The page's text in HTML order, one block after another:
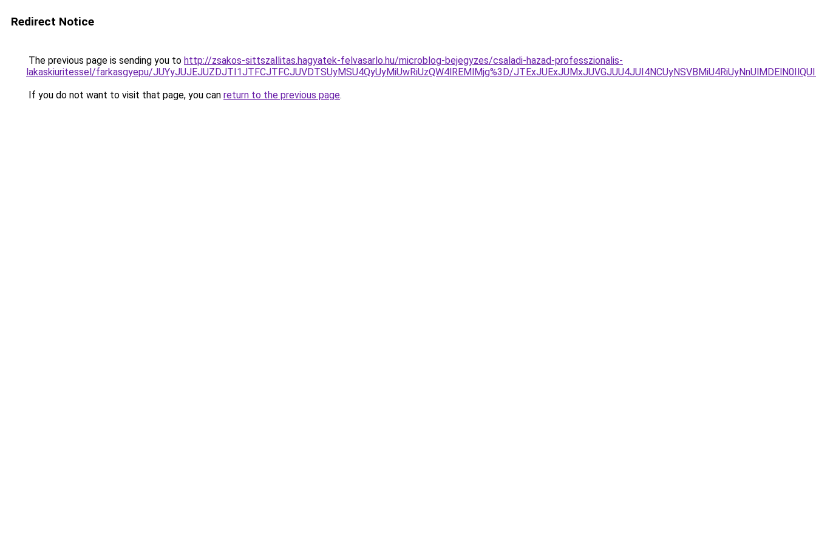
Redirect Notice
The previous page is sending you to http://zsakos-sittszallitas.hagyatek-felvasarlo.hu/microblog-bejegyzes/csaladi-hazad-professzionalis-
lakaskiuritessel/farkasgyepu/JUYyJUJEJUZDJTI1JTFCJTFCJUVDTSUyMSU4QyUyMiUwRiUzQW4lREMlMjg%3D/
If you do not want to visit that page, you can return to the previous page.